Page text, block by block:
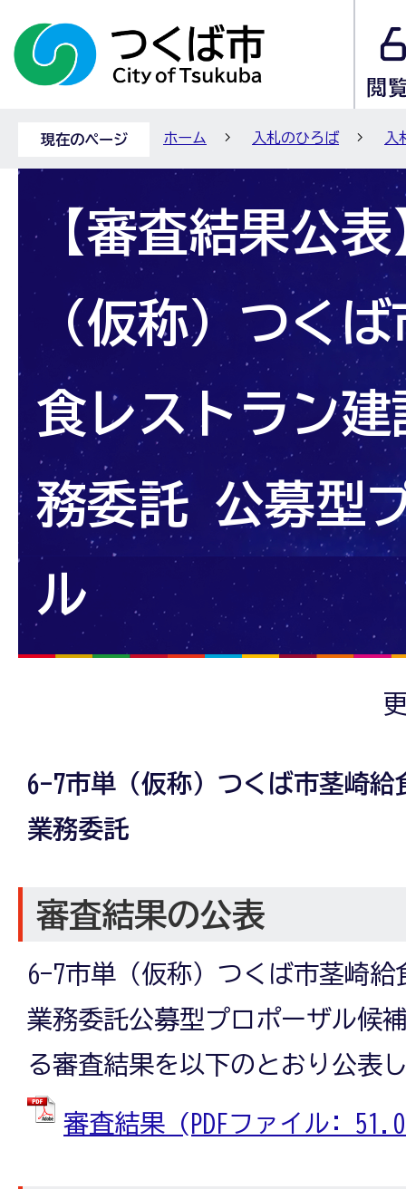
現在のページ ホーム 入札のひろば 入
【審査結果公
（仮称）つく
食レストラン
務委託 公募型
ル
6-7市単（仮称）つくば市茎崎給
業務委託
審査結果の公表
6-7市単（仮称）つくば市茎崎給
業務委託公募型プロポーザル候
る審査結果を以下のとおり公表
審査結果 (PDFファイル: